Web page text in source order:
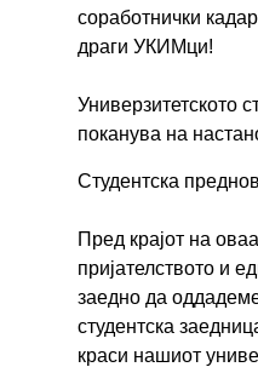
соработнички
драги УКИМци!
Универзитетското
поканува на
Студентскa
Пред крајот на
пријателството и
заедно да
студентска
краси нашиот